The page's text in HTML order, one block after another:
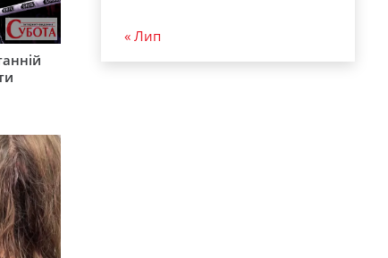
« Лип